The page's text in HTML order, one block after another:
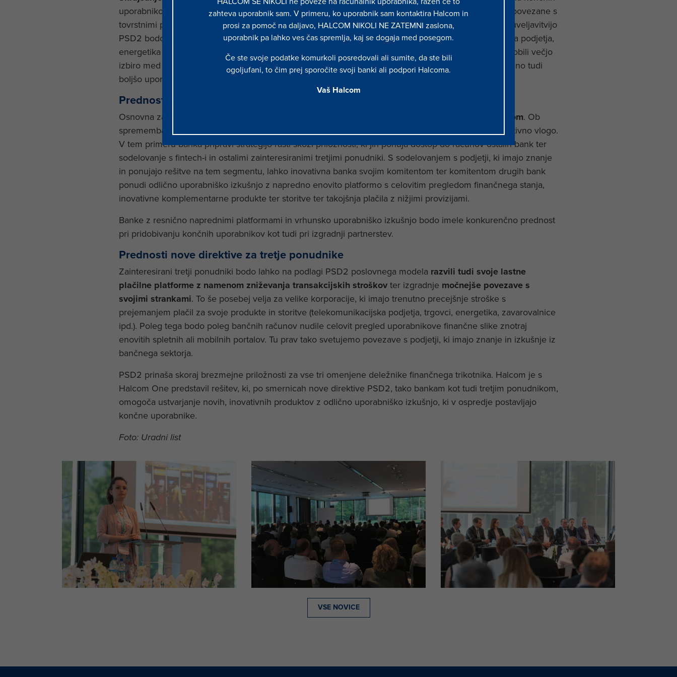
uporabnikov v veliki meri potekajo preko številnih posrednikov, kar povečuje kompleksnost, stroške povezane s
tovrstnimi plačili in se kaže v časovnem zamiku prenosa sredstev s strani plačnika do prejemnika. Z uveljavitvijo
PSD2 bodo lahko zainteresirani tretji ponudniki (fintech-i, trgovci, spletne trgovine, telekomunikacijska podjetja,
energetika ipd.) inicirali plačila neposredno z uporabnikovega računa. Končni uporabniki bodo tako dobili večjo
izbiro med plačilnimi instrumenti, večjo odzivnost s plačilom v realnem času, nižje stroške in posledično tudi
boljšo uporabniško izkušnjo.
Prednosti odprtega bančništva za banke
Osnovna zahteva PSD2 direktive je odprtje internih IT sistemov zainteresiranim tretjim ponudnikom. Ob
spremembah banka sicer lahko ostane pasivna in izvede le minimalne prilagoditve. Svetujemo pa aktivno vlogo.
V tem primeru banka pripravi strategijo rasti skozi priložnosti, ki jih ponuja dostop do računov ostalih bank ter
sodelovanje s fintech-i in ostalimi zainteresiranimi tretjimi ponudniki. S sodelovanjem s podjetji, ki imajo znanje
in ponujajo rešitve na tem segmentu, lahko inovativna banka svojim komitentom ter komitentom drugih bank
ponudi odlično uporabniško izkušnjo z napredno enovito platformo s celovitim pregledom finančnega stanja,
inovativne komplementarne produkte ter storitve ter takojšnja plačila z nižjimi provizijami.
Banke z resnično naprednimi platformami in vrhunsko uporabniško izkušnjo bodo imele konkurenčno prednost
pri pridobivanju končnih uporabnikov kot tudi pri izgradnji partnerstev.
Prednosti nove direktive za tretje ponudnike
Zainteresirani tretji ponudniki bodo lahko na podlagi PSD2 poslovnega modela razvili tudi svoje lastne
plačilne platforme z namenom zniževanja transakcijskih stroškov ter izgradnje močnejše povezave s
svojimi strankami. To še posebej velja za velike korporacije, ki imajo trenutno precejšnje stroške s
prejemanjem plačil za svoje produkte in storitve (telekomunikacijska podjetja, trgovci, energetika, zavarovalnice
ipd.). Poleg tega bodo poleg bančnih računov nudile celovit pregled uporabnikove finančne slike znotraj
enovitih spletnih ali mobilnih portalov. Tu prav tako svetujemo povezave s podjetji, ki imajo znanje in izkušnje iz
bančnega sektorja.
PSD2 prinaša skoraj brezmejne priložnosti za vse tri omenjene deležnike finančnega trikotnika. Halcom je s
Halcom One predstavil rešitev, ki, po smernicah nove direktive PSD2, tako bankam kot tudi tretjim ponudnikom,
omogoča ustvarjanje novih, inovativnih produktov z odlično uporabniško izkušnjo, ki v ospredje postavljajo
končne uporabnike.
Foto: Uradni list
VSE NOVICE
zahteva uporabnik sam. V primeru, ko uporabnik sam kontaktira Halcom in
prosi za pomoč na daljavo, HALCOM NIKOLI NE ZATEMNI zaslona,
uporabnik pa lahko ves čas spremlja, kaj se dogaja med posegom.
Če ste svoje podatke komurkoli posredovali ali sumite, da ste bili
ogoljufani, to čim prej sporočite svoji banki ali podpori Halcoma.
Vaš Halcom